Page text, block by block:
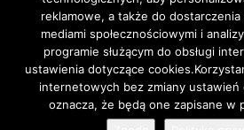
Nota prawna Polityka prywatnosci
reklamowe, a także do
mediami społecznościowymi i
programie służącym do obsługi
ustawienia dotyczące
internetowych bez zmiany ustawień
oznacza, że będą one zapisane w